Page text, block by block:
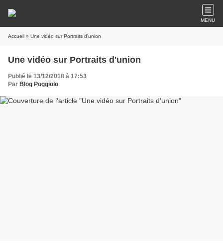
MENU
Accueil » Une vidéo sur Portraits d'union
Une vidéo sur Portraits d'union
Publié le 13/12/2018 à 17:53
Par Blog Poggiolo